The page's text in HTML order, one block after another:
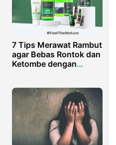
7 Tips Merawat Rambut
agar Bebas Rontok dan
Ketombe dengan